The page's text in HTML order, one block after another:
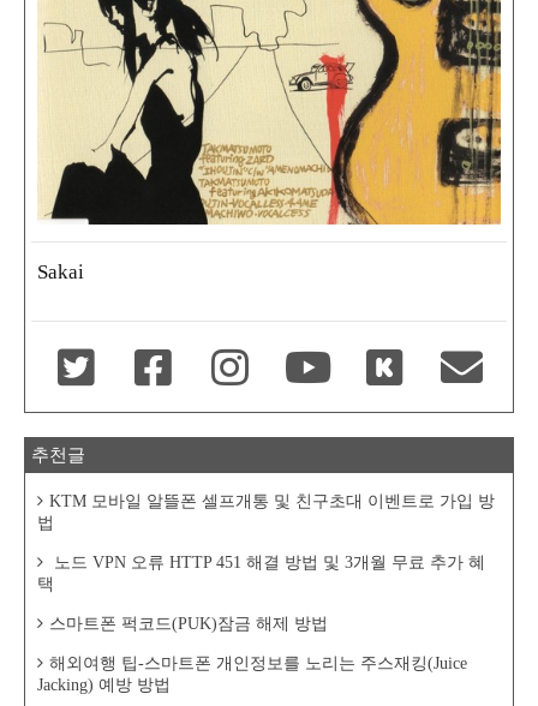
Sakai
추천글
KTM 모바일 알뜰폰 셀프개통 및 친구초대 이벤트로 가입 방
법
노드 VPN 오류 HTTP 451 해결 방법 및 3개월 무료 추가 혜
택
스마트폰 퍽코드(PUK)잠금 해제 방법
해외여행 팁-스마트폰 개인정보를 노리는 주스재킹(Juice
Jacking) 예방 방법